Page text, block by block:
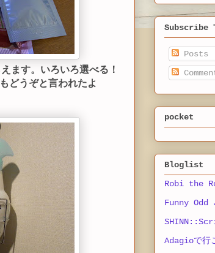
ます。いろいろ選べる！
どうぞと言われたよ
Subscribe
Posts
pocket
Bloglist
Robi the
Funny Odd
Adagioで行